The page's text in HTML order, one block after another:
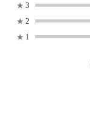
★ 3
★ 2
★ 1